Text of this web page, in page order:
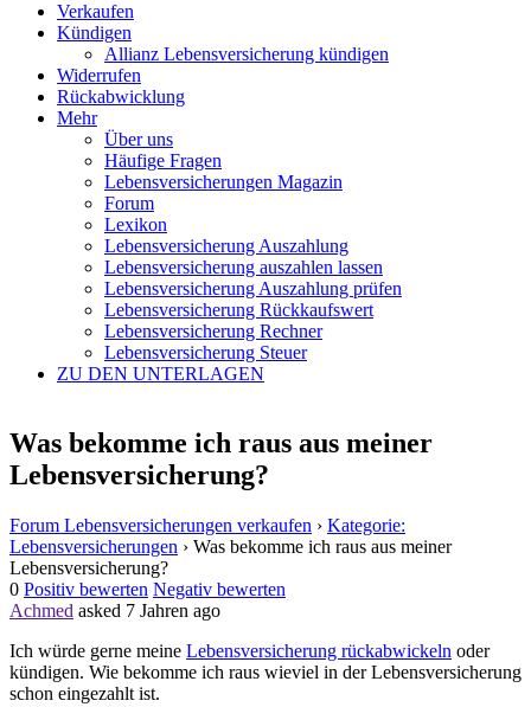
Verkaufen
Kündigen
Allianz Lebensversicherung kündigen
Widerrufen
Rückabwicklung
Mehr
Über uns
Häufige Fragen
Lebensversicherungen Magazin
Forum
Lexikon
Lebensversicherung Auszahlung
Lebensversicherung auszahlen lassen
Lebensversicherung Auszahlung prüfen
Lebensversicherung Rückkaufswert
Lebensversicherung Rechner
Lebensversicherung Steuer
ZU DEN UNTERLAGEN
Was bekomme ich raus aus meiner
Lebensversicherung?
Forum Lebensversicherungen verkaufen › Kategorie:
Lebensversicherungen › Was bekomme ich raus aus meiner
Lebensversicherung?
0 Positiv bewerten Negativ bewerten
Achmed asked 7 Jahren ago
Ich würde gerne meine Lebensversicherung rückabwickeln oder
kündigen. Wie bekomme ich raus wieviel in der Lebensversicherung
schon eingezahlt ist.